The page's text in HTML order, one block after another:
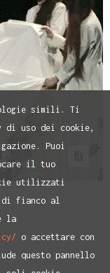
simili. Ti
di uso dei cookie,
Puoi
il tuo
utilizzati
di fianco al
la
o accettare con
questo pannello